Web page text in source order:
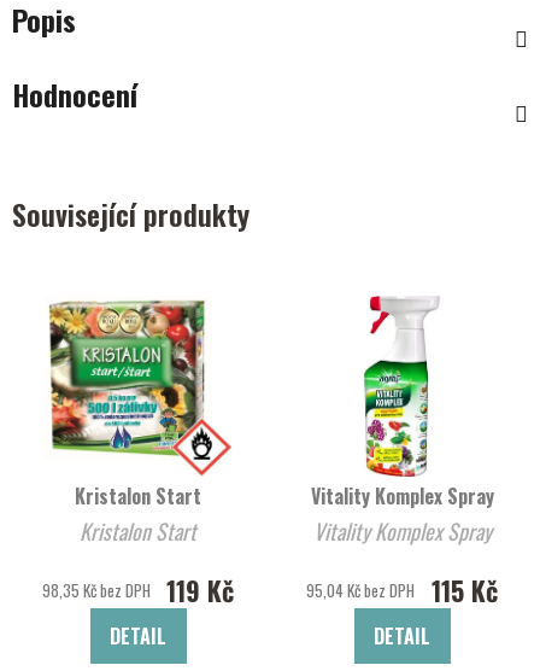
Popis
Hodnocení
Související produkty
Kristalon Start
Kristalon Start
98,35 Kč bez DPH 119 Kč
DETAIL
Vitality Komplex Spray
Vitality Komplex Spray
95,04 Kč bez DPH 115 Kč
DETAIL